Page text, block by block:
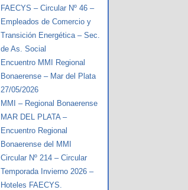
FAECYS – Circular Nº 46 –
Empleados de Comercio y
Transición Energética – Sec.
de As. Social
Encuentro MMI Regional
Bonaerense – Mar del Plata
27/05/2026
MMI – Regional Bonaerense
MAR DEL PLATA –
Encuentro Regional
Bonaerense del MMI
Circular Nº 214 – Circular
Temporada Invierno 2026 –
Hoteles FAECYS.